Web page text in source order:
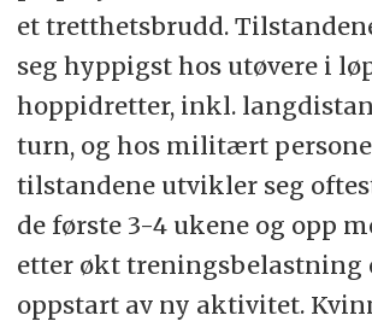
et tretthetsbrudd.
seg hyppigst hos utøvere i
hoppidretter, inkl.
turn, og hos militært
tilstandene utvikler seg
de første 3-4 ukene og opp
etter økt treningsbelastning
oppstart av ny aktivitet.